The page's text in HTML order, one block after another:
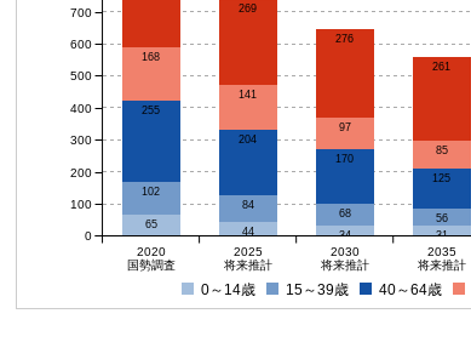
65
44 34 31
102
84
68 56
255
204
170
125
168
141
97
85
269
276
261
2020
国勢調査
2025
将来推計
2030
将来推計
2035
将来推計
0
100
200
300
400
500
600
700
0～14歳 15～39歳 40～64歳